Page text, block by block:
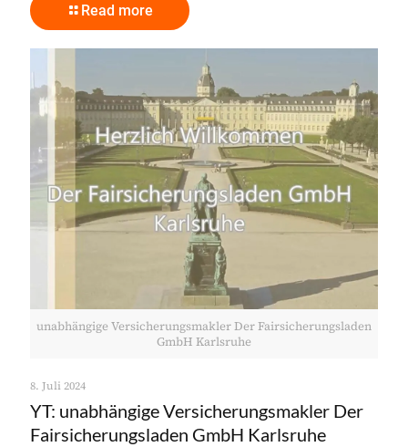
Read more
unabhängige Versicherungsmakler Der Fairsicherungsladen
GmbH Karlsruhe
8. Juli 2024
YT: unabhängige Versicherungsmakler Der
Fairsicherungsladen GmbH Karlsruhe